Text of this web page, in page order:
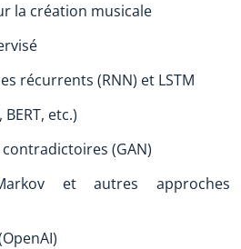
la création musicale
récurrents (RNN) et LSTM
etc.)
(GAN)
et autres approches